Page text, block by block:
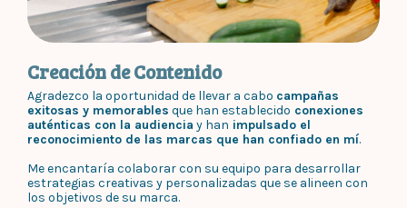
Creación de Contenido
Agradezco la oportunidad de llevar a cabo campañas
exitosas y memorables que han establecido conexiones
auténticas con la audiencia y han impulsado el
reconocimiento de las marcas que han confiado en mí.
Me encantaría colaborar con su equipo para desarrollar
estrategias creativas y personalizadas que se alineen con
los objetivos de su marca.